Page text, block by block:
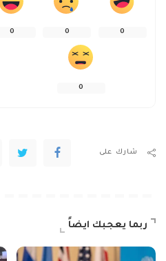
0
0
0
0
شارك على
ربما يعجبك ايضاً